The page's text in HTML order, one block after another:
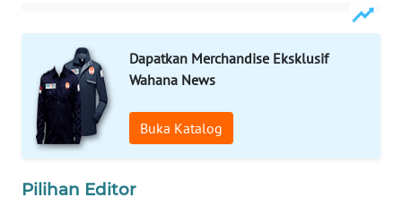
Dapatkan Merchandise Eksklusif
Wahana News
Buka Katalog
Pilihan Editor
ALPERKLINAS
FORJASIDA
TAMBANG